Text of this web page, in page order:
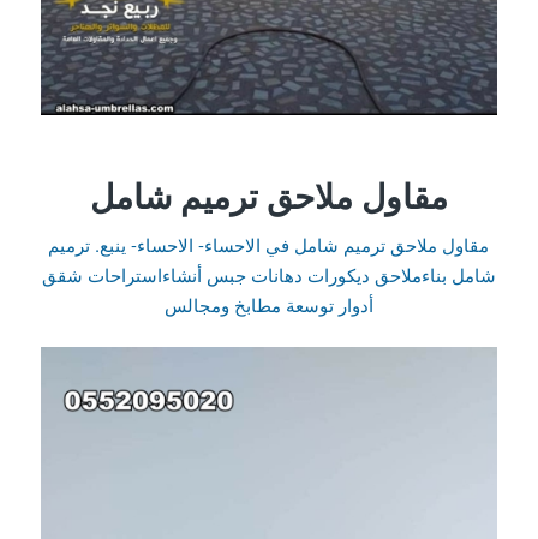
مقاول ملاحق ترميم شامل
مقاول ملاحق ترميم شامل في الاحساء- الاحساء- ينبع. ترميم
شامل بناءملاحق ديكورات دهانات جبس أنشاءاستراحات شقق
أدوار توسعة مطابخ ومجالس